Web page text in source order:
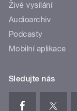
Živé vysílání
Audioarchiv
Podcasty
Mobilní aplikace
Sledujte nás